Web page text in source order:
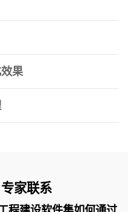
果
家联系